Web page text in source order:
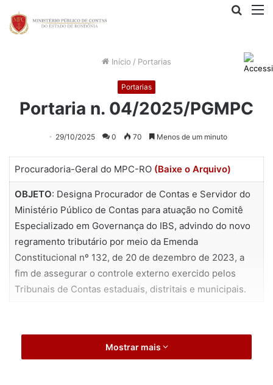
Início / Portarias
Portarias
Portaria n. 04/2025/PGMPC
29/10/2025 0 70 Menos de um minuto
Procuradoria-Geral do MPC-RO (Baixe o Arquivo)
OBJETO: Designa Procurador de Contas e Servidor do
Ministério Público de Contas para atuação no Comitê
Especializado em Governança do IBS, advindo do novo
regramento tributário por meio da Emenda
Constitucional nº 132, de 20 de dezembro de 2023, a
fim de assegurar o controle externo exercido pelos
Tribunais de Contas estaduais, distritais e municipais.
Mostrar mais